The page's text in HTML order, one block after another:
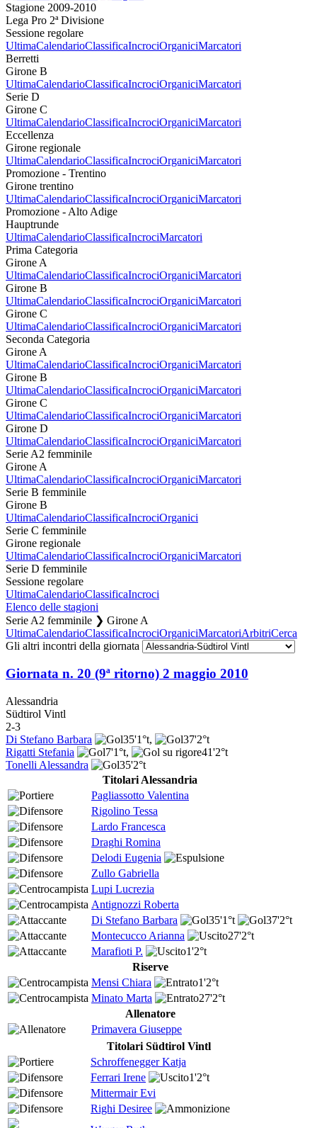
Stagione 2009-2010
Lega Pro 2ª Divisione
Sessione regolare
UltimaCalendarioClassificaIncrociOrganiciMarcatori
Berretti
Girone B
UltimaCalendarioClassificaIncrociOrganiciMarcatori
Serie D
Girone C
UltimaCalendarioClassificaIncrociOrganiciMarcatori
Eccellenza
Girone regionale
UltimaCalendarioClassificaIncrociOrganiciMarcatori
Promozione - Trentino
Girone trentino
UltimaCalendarioClassificaIncrociOrganiciMarcatori
Promozione - Alto Adige
Hauptrunde
UltimaCalendarioClassificaIncrociMarcatori
Prima Categoria
Girone A
UltimaCalendarioClassificaIncrociOrganiciMarcatori
Girone B
UltimaCalendarioClassificaIncrociOrganiciMarcatori
Girone C
UltimaCalendarioClassificaIncrociOrganiciMarcatori
Seconda Categoria
Girone A
UltimaCalendarioClassificaIncrociOrganiciMarcatori
Girone B
UltimaCalendarioClassificaIncrociOrganiciMarcatori
Girone C
UltimaCalendarioClassificaIncrociOrganiciMarcatori
Girone D
UltimaCalendarioClassificaIncrociOrganiciMarcatori
Serie A2 femminile
Girone A
UltimaCalendarioClassificaIncrociOrganiciMarcatori
Serie B femminile
Girone B
UltimaCalendarioClassificaIncrociOrganici
Serie C femminile
Girone regionale
UltimaCalendarioClassificaIncrociOrganiciMarcatori
Serie D femminile
Sessione regolare
UltimaCalendarioClassificaIncroci
Elenco delle stagioni
Serie A2 femminile ❯ Girone A
UltimaCalendarioClassificaIncrociOrganiciMarcatoriArbitriCerca
Gli altri incontri della giornata
Giornata n. 20 (9ª ritorno) 2 maggio 2010
Alessandria
Südtirol Vintl
2-3
Di Stefano Barbara
35'1°t, 37'2°t
Rigatti Stefania
7'1°t, 41'2°t
Tonelli Alessandra
35'2°t
Titolari Alessandria
Pagliassotto Valentina
Rigolino Tessa
Lardo Francesca
Draghi Romina
Delodi Eugenia
Zullo Gabriella
Lupi Lucrezia
Antignozzi Roberta
Di Stefano Barbara
35'1°t 37'2°t
Montecucco Arianna
27'2°t
Marafioti P.
1'2°t
Riserve
Mensi Chiara
1'2°t
Minato Marta
27'2°t
Allenatore
Primavera Giuseppe
Titolari Südtirol Vintl
Schroffenegger Katja
Ferrari Irene
1'2°t
Mittermair Evi
Righi Desiree